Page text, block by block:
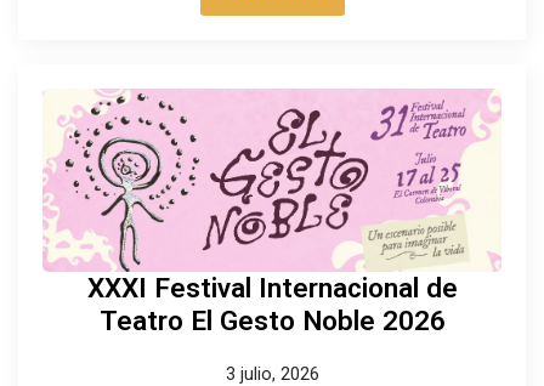
XXXI Festival Internacional de
Teatro El Gesto Noble 2026
3 julio, 2026